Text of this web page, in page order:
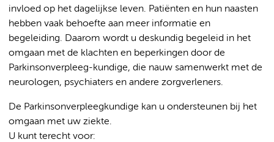
invloed op het dagelijkse leven. Patiënten en hun naasten
hebben vaak behoefte aan meer informatie en
begeleiding. Daarom wordt u deskundig begeleid in het
omgaan met de klachten en beperkingen door de
Parkinsonverpleeg-kundige, die nauw samenwerkt met de
neurologen, psychiaters en andere zorgverleners.
De Parkinsonverpleegkundige kan u ondersteunen bij het
omgaan met uw ziekte.
U kunt terecht voor: